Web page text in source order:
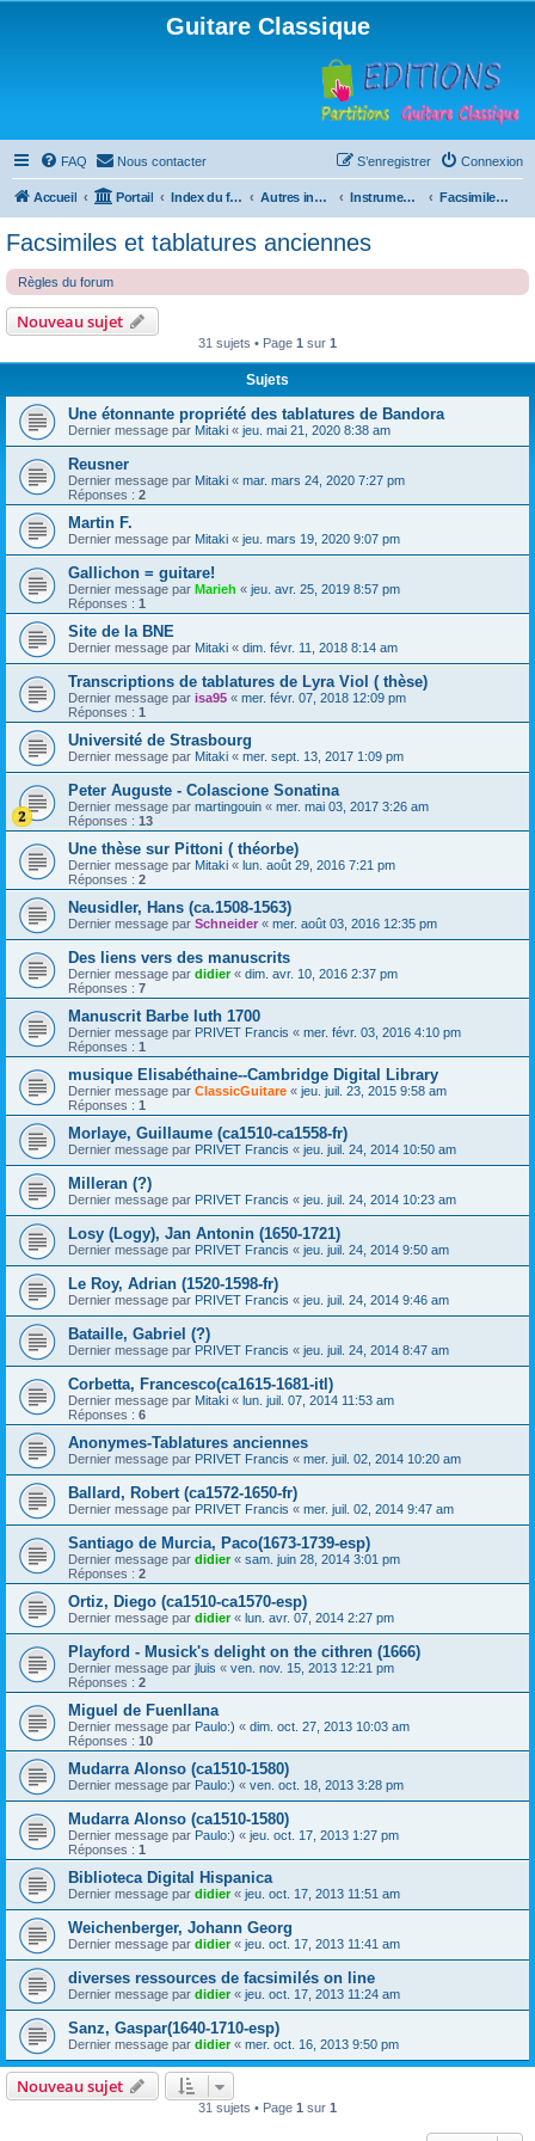
Guitare Classique
FAQ Nous contacter Connexion
S’enregistrer
Accueil Portail Index du forum Autres instruments à cordes pincées, ou styles Instruments anciens Facsimiles et tablatures anciennes
Facsimiles et tablatures anciennes
Règles du forum
Nouveau sujet
31 sujets • Page 1 sur 1
Sujets
Une étonnante propriété des tablatures de Bandora
Dernier message par Mitaki « jeu. mai 21, 2020 8:38 am
Reusner
Dernier message par Mitaki « mar. mars 24, 2020 7:27 pm
Réponses : 2
Martin F.
Dernier message par Mitaki « jeu. mars 19, 2020 9:07 pm
Gallichon = guitare!
Dernier message par Marieh « jeu. avr. 25, 2019 8:57 pm
Réponses : 1
Site de la BNE
Dernier message par Mitaki « dim. févr. 11, 2018 8:14 am
Transcriptions de tablatures de Lyra Viol ( thèse)
Dernier message par isa95 « mer. févr. 07, 2018 12:09 pm
Réponses : 1
Université de Strasbourg
Dernier message par Mitaki « mer. sept. 13, 2017 1:09 pm
Peter Auguste - Colascione Sonatina
Dernier message par martingouin « mer. mai 03, 2017 3:26 am
Réponses : 13
Une thèse sur Pittoni ( théorbe)
Dernier message par Mitaki « lun. août 29, 2016 7:21 pm
Réponses : 2
Neusidler, Hans (ca.1508-1563)
Dernier message par Schneider « mer. août 03, 2016 12:35 pm
Des liens vers des manuscrits
Dernier message par didier« dim. avr. 10, 2016 2:37 pm
Réponses : 7
Manuscrit Barbe luth 1700
Dernier message par PRIVET Francis « mer. févr. 03, 2016 4:10 pm
Réponses : 1
musique Elisabéthaine--Cambridge Digital Library
Dernier message par ClassicGuitare « jeu. juil. 23, 2015 9:58 am
Réponses : 1
Morlaye, Guillaume (ca1510-ca1558-fr)
Dernier message par PRIVET Francis « jeu. juil. 24, 2014 10:50 am
Milleran (?)
Dernier message par PRIVET Francis « jeu. juil. 24, 2014 10:23 am
Losy (Logy), Jan Antonin (1650-1721)
Dernier message par PRIVET Francis « jeu. juil. 24, 2014 9:50 am
Le Roy, Adrian (1520-1598-fr)
Dernier message par PRIVET Francis « jeu. juil. 24, 2014 9:46 am
Bataille, Gabriel (?)
Dernier message par PRIVET Francis « jeu. juil. 24, 2014 8:47 am
Corbetta, Francesco(ca1615-1681-itl)
Dernier message par Mitaki « lun. juil. 07, 2014 11:53 am
Réponses : 6
Anonymes-Tablatures anciennes
Dernier message par PRIVET Francis « mer. juil. 02, 2014 10:20 am
Ballard, Robert (ca1572-1650-fr)
Dernier message par PRIVET Francis « mer. juil. 02, 2014 9:47 am
Santiago de Murcia, Paco(1673-1739-esp)
Dernier message par didier« sam. juin 28, 2014 3:01 pm
Réponses : 2
Ortiz, Diego (ca1510-ca1570-esp)
Dernier message par didier« lun. avr. 07, 2014 2:27 pm
Playford - Musick's delight on the cithren (1666)
Dernier message par jluis « ven. nov. 15, 2013 12:21 pm
Réponses : 2
Miguel de Fuenllana
Dernier message par Paulo:) « dim. oct. 27, 2013 10:03 am
Réponses : 10
Mudarra Alonso (ca1510-1580)
Dernier message par Paulo:) « ven. oct. 18, 2013 3:28 pm
Mudarra Alonso (ca1510-1580)
Dernier message par Paulo:) « jeu. oct. 17, 2013 1:27 pm
Réponses : 1
Biblioteca Digital Hispanica
Dernier message par didier« jeu. oct. 17, 2013 11:51 am
Weichenberger, Johann Georg
Dernier message par didier« jeu. oct. 17, 2013 11:41 am
diverses ressources de facsimilés on line
Dernier message par didier« jeu. oct. 17, 2013 11:24 am
Sanz, Gaspar(1640-1710-esp)
Dernier message par didier« mer. oct. 16, 2013 9:50 pm
Nouveau sujet
31 sujets • Page 1 sur 1